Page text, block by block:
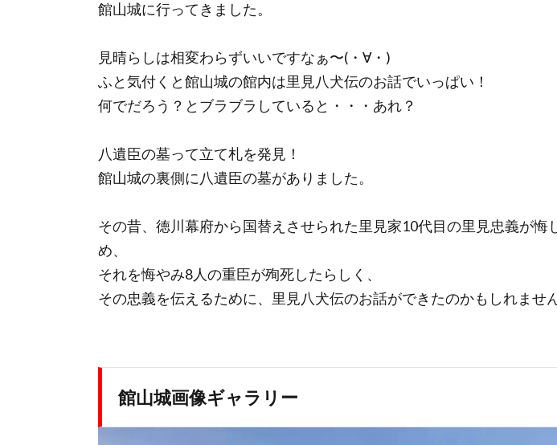
館山城に行ってきました。
見晴らしは相変わらずいいですなぁ〜(・∀・)
ふと気付くと館山城の館内は里見八犬伝のお話でいっぱい！
何でだろう？とブラブラしていると・・・あれ？
八遺臣の墓って立て札を発見！
館山城の裏側に八遺臣の墓がありました。
その昔、徳川幕府から国替えさせられた里見家10代目の里見忠義が悔
め、
それを悔やみ8人の重臣が殉死したらしく、
その忠義を伝えるために、里見八犬伝のお話ができたのかもしれません
館山城画像ギャラリー